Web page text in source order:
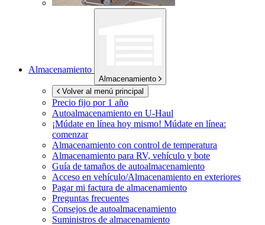
Almacenamiento
Almacenamiento
Volver al menú principal
Precio fijo por 1 año
Autoalmacenamiento en U-Haul
¡Múdate en línea hoy mismo! Múdate en línea:
comenzar
Almacenamiento con control de temperatura
Almacenamiento para RV, vehículo y bote
Guía de tamaños de autoalmacenamiento
Acceso en vehículo/Almacenamiento en exteriores
Pagar mi factura de almacenamiento
Preguntas frecuentes
Consejos de autoalmacenamiento
Suministros de almacenamiento